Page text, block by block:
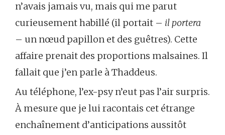
n’avais jamais vu, mais qui me parut
curieusement habillé (il portait – il portera
– un nœud papillon et des guêtres). Cette
affaire prenait des proportions malsaines. Il
fallait que j’en parle à Thaddeus.
Au téléphone, l’ex-psy n’eut pas l’air surpris.
À mesure que je lui racontais cet étrange
enchaînement d’anticipations aussitôt